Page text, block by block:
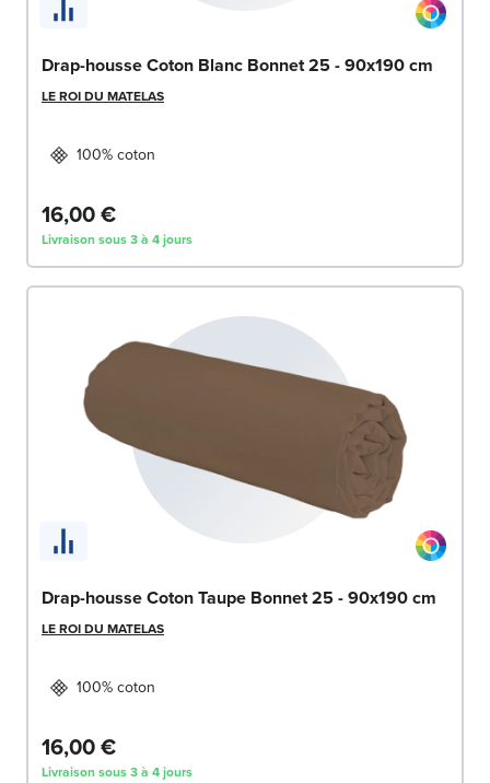
Drap-housse Coton Blanc Bonnet 25 - 90x190 cm
LE ROI DU MATELAS
100% coton
16,00 €
Livraison sous 3 à 4 jours
Drap-housse Coton Taupe Bonnet 25 - 90x190 cm
LE ROI DU MATELAS
100% coton
16,00 €
Livraison sous 3 à 4 jours